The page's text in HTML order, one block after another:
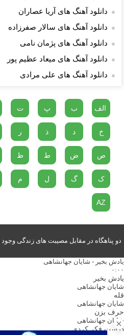
دانلود آهنگ های آریا عصاران
دانلود آهنگ های سالار صفرزاده
دانلود آهنگ های پژمان نامی
دانلود آهنگ های میعاد عظیم پور
دانلود آهنگ های علی مرادی
الف ب پ ت
خ د ذ ر
ص ض ط ظ
ک گ ل م
AZ
دو پناهگاه در مقابل مصیبت های زندگی وجود
یادش بخیر - شایان جهانشاهی
۰:۰۰
یادش بخیر
شایان جهانشاهی
قله
شایان جهانشاهی
حرف بزن
شایان جهانشاهی
درست فکر کردی